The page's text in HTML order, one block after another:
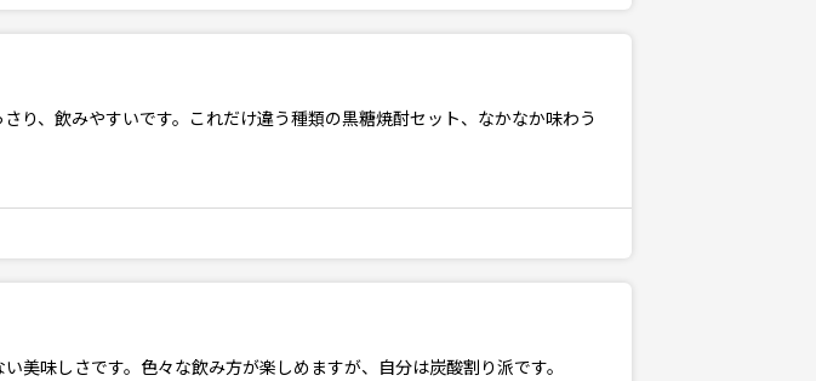
り、飲みやすいです。これだけ違う種類の黒糖焼酎セット、なかなか味わう
美味しさです。色々な飲み方が楽しめますが、自分は炭酸割り派です。